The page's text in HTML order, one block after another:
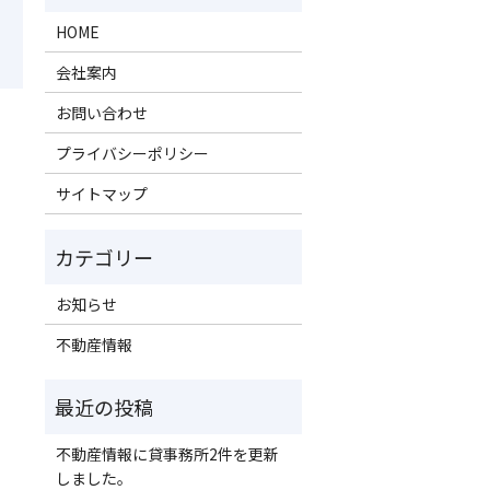
HOME
会社案内
お問い合わせ
プライバシーポリシー
サイトマップ
お知らせ
不動産情報
不動産情報に貸事務所2件を更新
しました。